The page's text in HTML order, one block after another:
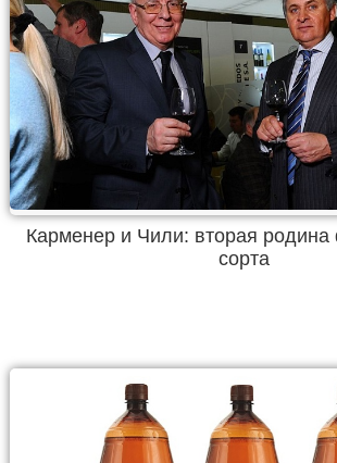
Карменер и Чили: вторая родина
сорта